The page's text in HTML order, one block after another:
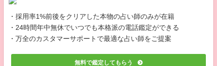
・採用率1%前後をクリアした本物の占い師のみが在籍
・24時間年中無休でいつでも本格派の電話鑑定ができる
・万全のカスタマーサポートで最適な占い師をご提案
無料で鑑定してもらう